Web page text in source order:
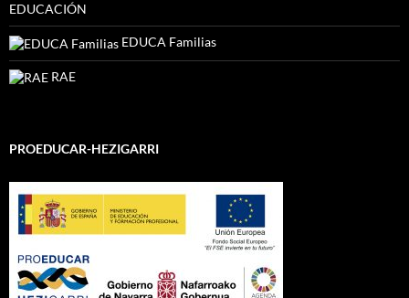
EDUCACIÓN
EDUCA Familias
RAE
PROEDUCAR-HEZIGARRI